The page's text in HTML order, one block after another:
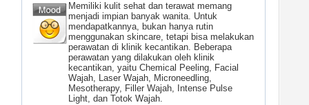
Memiliki kulit sehat dan terawat memang
menjadi impian banyak wanita. Untuk
mendapatkannya, bukan hanya rutin
menggunakan skincare, tetapi bisa melakukan
perawatan di klinik kecantikan. Beberapa
perawatan yang dilakukan oleh klinik
kecantikan, yaitu Chemical Peeling, Facial
Wajah, Laser Wajah, Microneedling,
Mesotherapy, Filler Wajah, Intense Pulse
Light, dan Totok Wajah.